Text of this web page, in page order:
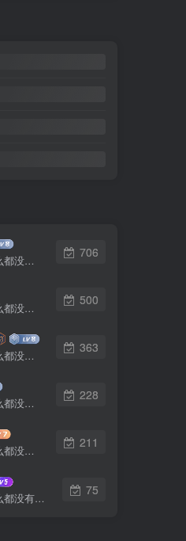
这家伙很懒，什么都没有写...
706
这家伙很懒，什么都没有写...
500
这家伙很懒，什么都没有写...
363
这家伙很懒，什么都没有写...
228
这家伙很懒，什么都没有写...
211
这家伙很懒，什么都没有写...
75